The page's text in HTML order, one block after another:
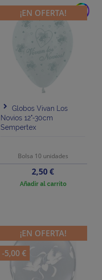
add
Globos Vivan Los
Novios 12"-30cm
Sempertex
Bolsa 10 unidades
Precio
2,50 €
Añadir al carrito
¡EN OFERTA!
¡EN OFERTA!
-5,00 €